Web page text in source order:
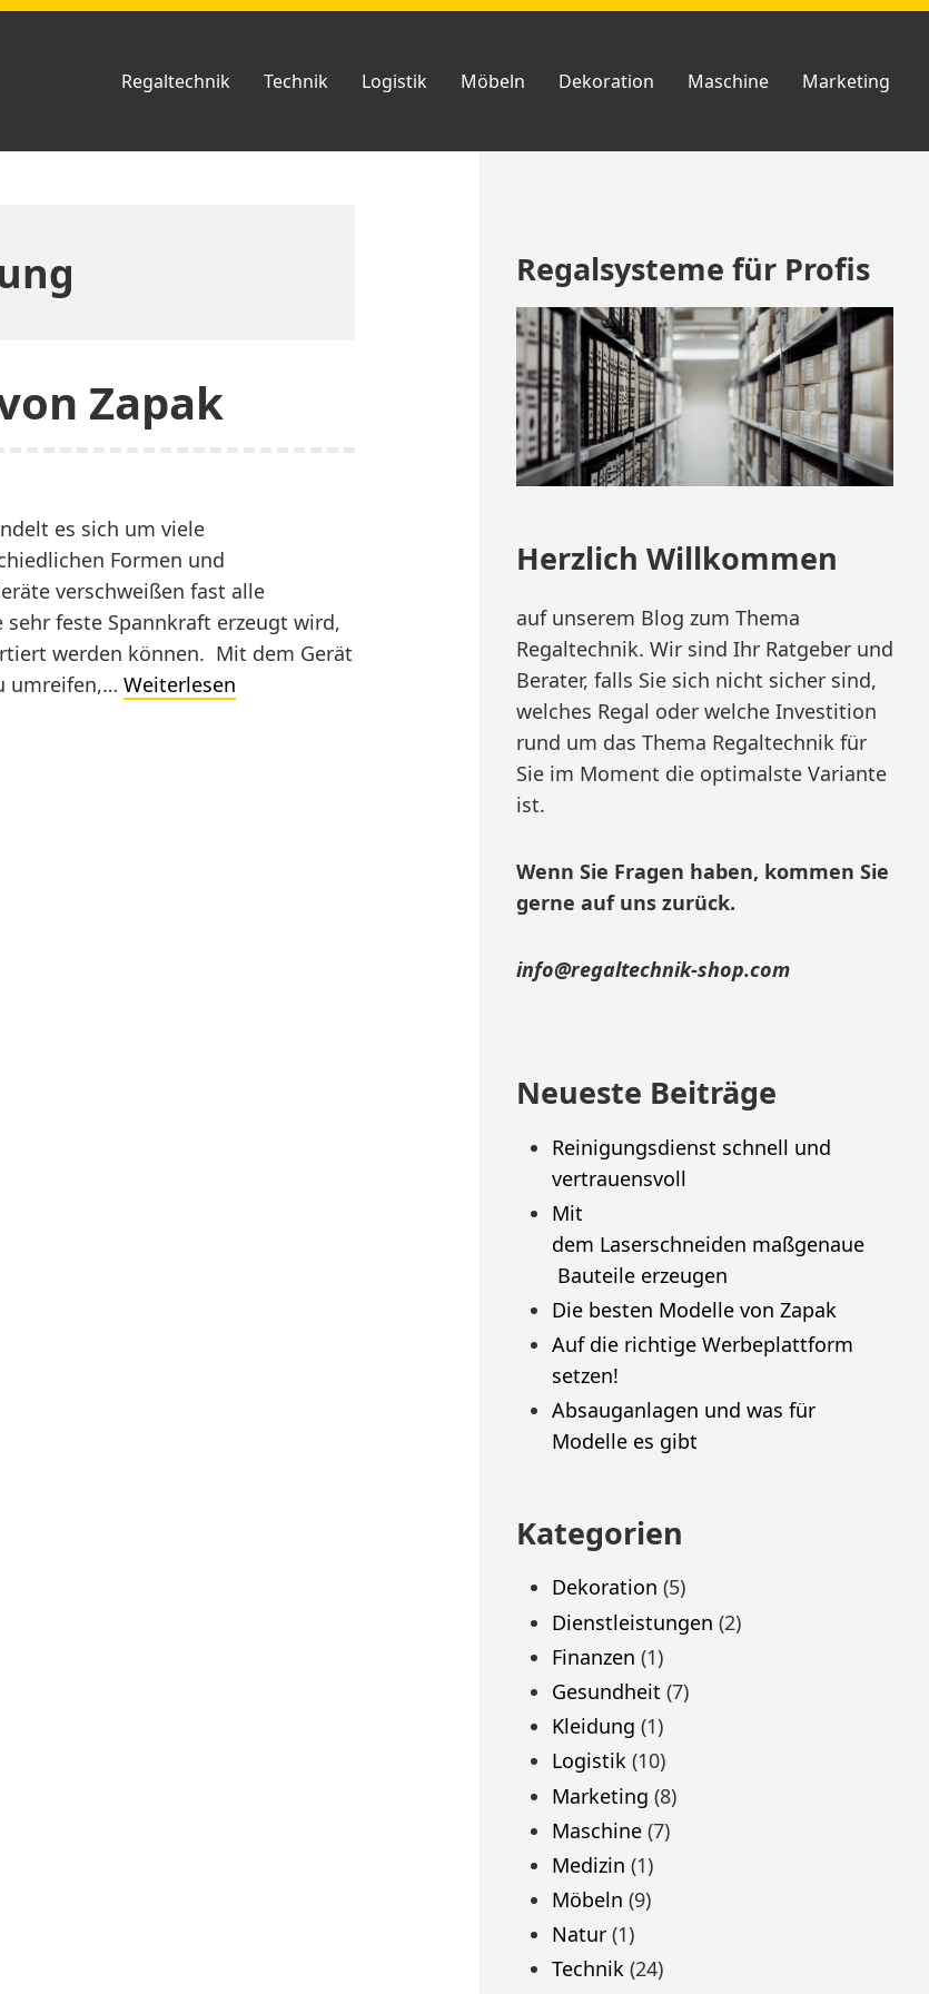
Regaltechnik Technik Logistik Möbeln Dekoration Maschine Marketing
Zapak
es sich um viele
Formen und
verschweißen fast alle
feste Spannkraft erzeugt wird,
werden können. Mit dem Gerät
umreifen,… Weiterlesen
Footer
Regalsysteme für Profis
Herzlich Willkommen
auf unserem Blog zum Thema
Regaltechnik. Wir sind Ihr Ratgeber und
Berater, falls Sie sich nicht sicher sind,
welches Regal oder welche Investition
rund um das Thema Regaltechnik für
Sie im Moment die optimalste Variante
ist.
Wenn Sie Fragen haben, kommen Sie
gerne auf uns zurück.
info@regaltechnik-shop.com
Neueste Beiträge
Reinigungsdienst schnell und
vertrauensvoll
Mit
dem Laserschneiden maßgenaue
Bauteile erzeugen
Die besten Modelle von Zapak
Auf die richtige Werbeplattform
setzen!
Absauganlagen und was für
Modelle es gibt
Kategorien
Dekoration (5)
Dienstleistungen (2)
Finanzen (1)
Gesundheit (7)
Kleidung (1)
Logistik(10)
Marketing (8)
Maschine(7)
Medizin (1)
Möbeln (9)
Natur(1)
Technik(24)